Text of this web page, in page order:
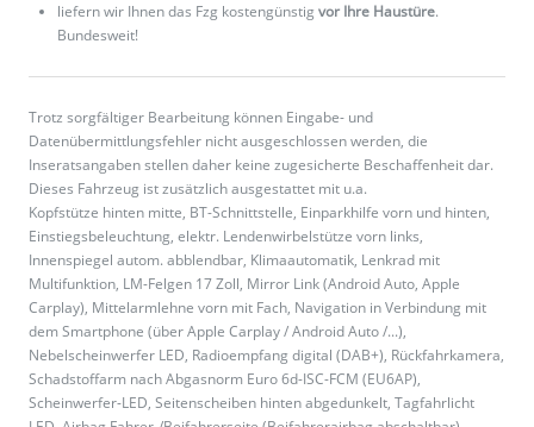
liefern wir Ihnen das Fzg kostengünstig vor Ihre Haustüre.
Bundesweit!
Trotz sorgfältiger Bearbeitung können Eingabe- und
Datenübermittlungsfehler nicht ausgeschlossen werden, die
Inseratsangaben stellen daher keine zugesicherte Beschaffenheit dar.
Dieses Fahrzeug ist zusätzlich ausgestattet mit u.a.
Kopfstütze hinten mitte, BT-Schnittstelle, Einparkhilfe vorn und hinten,
Einstiegsbeleuchtung, elektr. Lendenwirbelstütze vorn links,
Innenspiegel autom. abblendbar, Klimaautomatik, Lenkrad mit
Multifunktion, LM-Felgen 17 Zoll, Mirror Link (Android Auto, Apple
Carplay), Mittelarmlehne vorn mit Fach, Navigation in Verbindung mit
dem Smartphone (über Apple Carplay / Android Auto /...),
Nebelscheinwerfer LED, Radioempfang digital (DAB+), Rückfahrkamera,
Schadstoffarm nach Abgasnorm Euro 6d-ISC-FCM (EU6AP),
Scheinwerfer-LED, Seitenscheiben hinten abgedunkelt, Tagfahrlicht